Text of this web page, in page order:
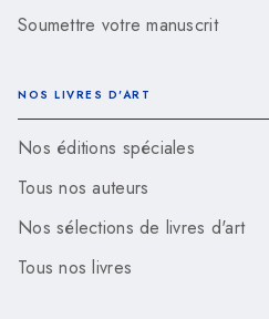
Soumettre votre manuscrit
NOS LIVRES D'ART
Nos éditions spéciales
Tous nos auteurs
Nos sélections de livres d'art
Tous nos livres